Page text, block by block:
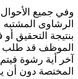
وفي جميع
الرشاوى المشتبه
بنتيجة التحقيق
الموظف قد طلب
آخر أية رشوة
المختصة دون أن